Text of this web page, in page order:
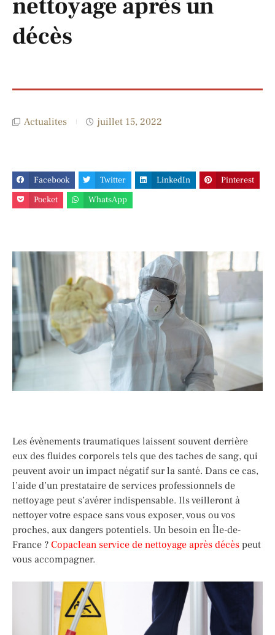
nettoyage après un
décès
Actualites juillet 15, 2022
Facebook Twitter LinkedIn
Pinterest
Pocket
WhatsApp
Les évènements traumatiques laissent souvent derrière
eux des fluides corporels tels que des taches de sang, qui
peuvent avoir un impact négatif sur la santé. Dans ce cas,
l’aide d’un prestataire de services professionnels de
nettoyage peut s’avérer indispensable. Ils veilleront à
nettoyer votre espace sans vous exposer, vous ou vos
proches, aux dangers potentiels. Un besoin en Île-de-
France ? Copaclean service de nettoyage après décès peut
vous accompagner.